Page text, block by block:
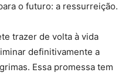
o futuro: a ressurreição.
trazer de volta à vida
definitivamente a
Essa promessa tem